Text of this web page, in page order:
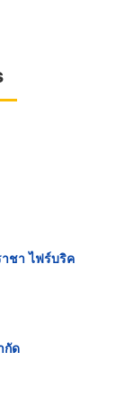
ชา ไฟร์บริค
กัด